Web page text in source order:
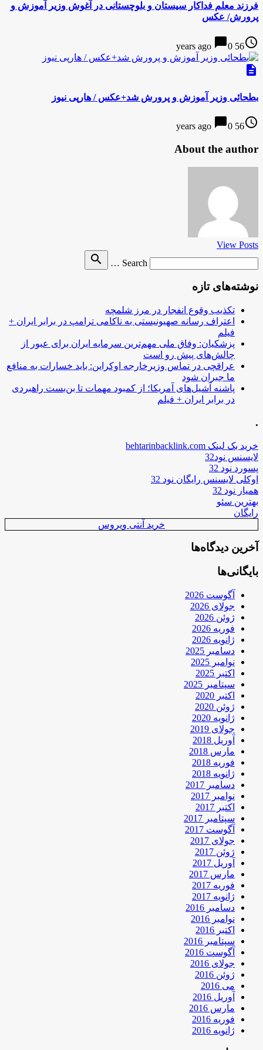
فرزند معلم فداکار سیستان و بلوچستانی در آغوش وزیر آموزش و
پرورش/ عکس
access_time
56 years ago
chat_bubble0
description
بطحائی وزیر آموزش و پرورش شد+عکس / هارپی نیوز
access_time
56 years ago
chat_bubble0
About the author
View Posts
Search …
search
نوشته‌های تازه
تکذیب وقوع انفجار در مرز شلمچه
اعتراف رسانه صهیونیستی به ناکامی ترامپ در برابر ایران +
فیلم
پزشکیان: وفاق ملی مهم‌ترین سرمایه ایران برای عبور از
چالش‌های پیش رو است
عراقچی در تماس وزیرخارجه اوکراین: باید خسارات به منافع
ما جبران شود
پاشنه آشیل‌های آمریکا؛ از کمبود مهمات تا بن‌بست راهبردی
در برابر ایران + فیلم
.
خرید بک لینک behtarinbacklink.com
لایسنس نود32
پسورد نود 32
اوکلی لایسنس رایگان نود 32
همیار نود 32
بهترین سئو
رایگان
خرید آنتی ویروس
آخرین دیدگاه‌ها
بایگانی‌ها
آگوست 2026
جولای 2026
ژوئن 2026
فوریه 2026
ژانویه 2026
دسامبر 2025
نوامبر 2025
اکتبر 2025
سپتامبر 2025
اکتبر 2020
ژوئن 2020
ژانویه 2020
جولای 2019
آوریل 2018
مارس 2018
فوریه 2018
ژانویه 2018
دسامبر 2017
نوامبر 2017
اکتبر 2017
سپتامبر 2017
آگوست 2017
جولای 2017
ژوئن 2017
آوریل 2017
مارس 2017
فوریه 2017
ژانویه 2017
دسامبر 2016
نوامبر 2016
اکتبر 2016
سپتامبر 2016
آگوست 2016
جولای 2016
ژوئن 2016
می 2016
آوریل 2016
مارس 2016
فوریه 2016
ژانویه 2016